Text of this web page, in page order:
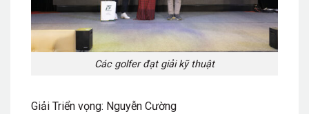
Các golfer đạt giải kỹ thuật
Giải Triển vọng: Nguyễn Cường